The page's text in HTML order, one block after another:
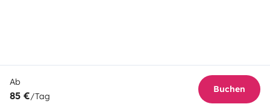
Ab
85 €/Tag
Buchen